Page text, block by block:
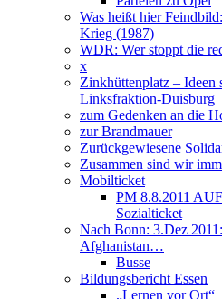
Was heißt hier
Krieg (1987)
WDR: Wer stoppt die
x
Zinkhüttenplatz –
Linksfraktion-Duisburg
zum Gedenken an die
zur Brandmauer
Zurückgewiesene
Zusammen sind wir
Mobilticket
PM 8.8.2011
Sozialticket
Nach Bonn: 3.Dez
Afghanistan…
Busse
Bildungsbericht Essen
„Lernen vor Ort“